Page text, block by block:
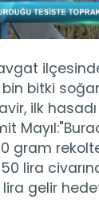
bitki
ilk
gram
lira
gelir